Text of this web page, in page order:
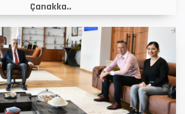
Çanakka..